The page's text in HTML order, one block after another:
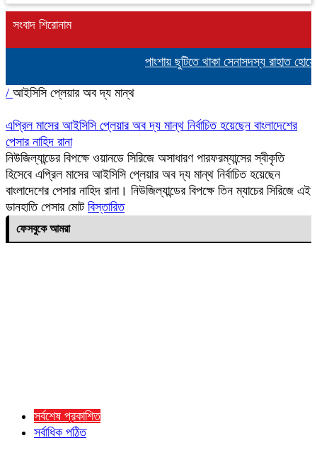
সংবাদ শিরোনাম
পাংশায় ছুটিতে থাকা সেনাসদস্য রাহাত
/ আইসিসি প্লেয়ার অব দ্য মান্থ
এপ্রিল মাসের আইসিসি প্লেয়ার অব দ্য মান্থ নির্বাচিত হয়েছেন বাংলাদেশের
পেসার নাহিদ রানা
নিউজিল্যান্ডের বিপক্ষে ওয়ানডে সিরিজে অসাধারণ পারফরম্যান্সের স্বীকৃতি
হিসেবে এপ্রিল মাসের আইসিসি প্লেয়ার অব দ্য মান্থ নির্বাচিত হয়েছেন
বাংলাদেশের পেসার নাহিদ রানা। নিউজিল্যান্ডের বিপক্ষে তিন ম্যাচের সিরিজে এই
ডানহাতি পেসার মোট বিস্তারিত
ফেসবুকে আমরা
সর্বশেষ প্রকাশিত
সর্বাধিক পঠিত